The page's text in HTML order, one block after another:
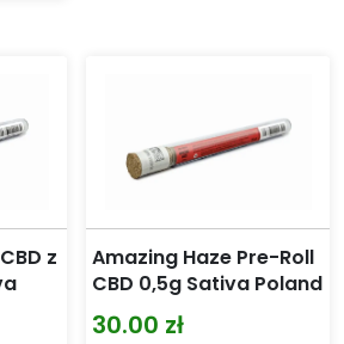
produktu
z
Amazing Haze Pre-Roll
CBD 0,5g Sativa Poland
30.00 zł